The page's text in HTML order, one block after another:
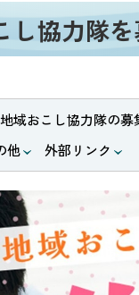
協力隊を
域おこし協力隊の募
他
外部リンク